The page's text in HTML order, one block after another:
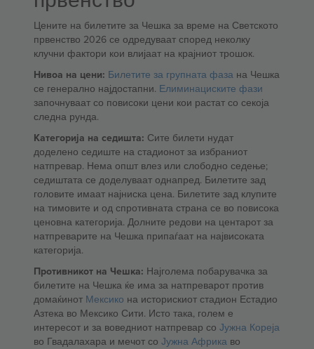
Цените на билетите за Чешка за време на Светското
првенство 2026 се одредуваат според неколку
клучни фактори кои влијаат на крајниот трошок.
Нивоа на цени: Билетите за групната фаза на Чешка
се генерално најдостапни. Елиминациските фази
започнуваат со повисоки цени кои растат со секоја
следна рунда.
Категорија на седишта: Сите билети нудат
доделено седиште на стадионот за избраниот
натпревар. Нема општ влез или слободно седење;
седиштата се доделуваат однапред. Билетите зад
головите имаат најниска цена. Билетите зад клупите
на тимовите и од спротивната страна се во повисока
ценовна категорија. Долните редови на центарот за
натпреварите на Чешка припаѓаат на највисоката
категорија.
Противникот на Чешка: Најголема побарувачка за
билетите на Чешка ќе има за натпреварот против
домаќинот Мексико на историскиот стадион Естадио
Азтека во Мексико Сити. Исто така, голем е
интересот и за воведниот натпревар со Јужна Кореја
во Гвадалахара и мечот со Јужна Африка во